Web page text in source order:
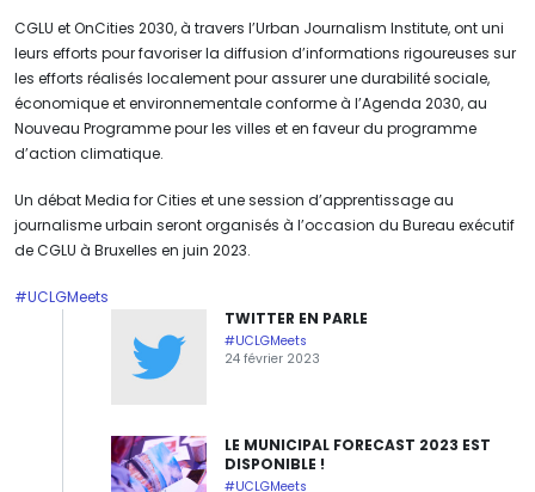
CGLU et OnCities 2030, à travers l’Urban Journalism Institute, ont uni
leurs efforts pour favoriser la diffusion d’informations rigoureuses sur
les efforts réalisés localement pour assurer une durabilité sociale,
économique et environnementale conforme à l’Agenda 2030, au
Nouveau Programme pour les villes et en faveur du programme
d’action climatique.
Un débat Media for Cities et une session d’apprentissage au
journalisme urbain seront organisés à l’occasion du Bureau exécutif
de CGLU à Bruxelles en juin 2023.
#UCLGMeets
TWITTER EN PARLE
#UCLGMeets
24 février 2023
LE MUNICIPAL FORECAST 2023 EST
DISPONIBLE !
#UCLGMeets